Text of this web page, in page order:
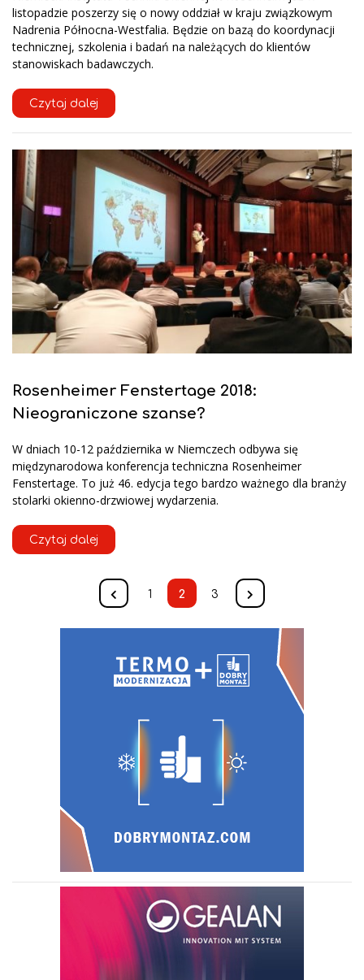
listopadzie poszerzy się o nowy oddział w kraju związkowym
Nadrenia Północna-Westfalia. Będzie on bazą do koordynacji
technicznej, szkolenia i badań na należących do klientów
stanowiskach badawczych.
Czytaj dalej
Rosenheimer Fenstertage 2018:
Nieograniczone szanse?
W dniach 10-12 października w Niemczech odbywa się
międzynarodowa konferencja techniczna Rosenheimer
Fenstertage. To już 46. edycja tego bardzo ważnego dla branży
stolarki okienno-drzwiowej wydarzenia.
Czytaj dalej
1 2 3